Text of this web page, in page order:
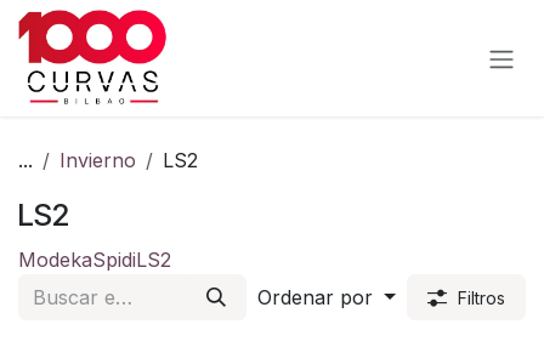
Ir al contenido
... Invierno LS2
LS2
ModekaSpidiLS2
Ordenar por
Filtros